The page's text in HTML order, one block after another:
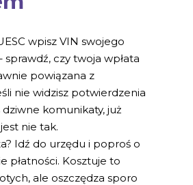
wpisz VIN swojego
czy twoja wpłata
powiązana z
nie widzisz potwierdzenia
dziwne komunikaty, już
nie tak.
Idź do urzędu i poproś o
płatności. Kosztuje to
ale oszczędza sporo